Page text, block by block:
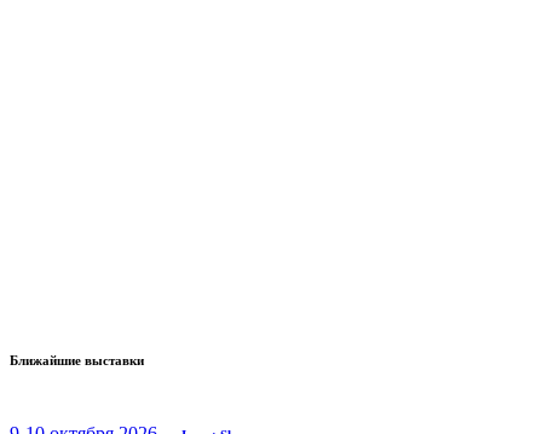
Ближайшие выставки